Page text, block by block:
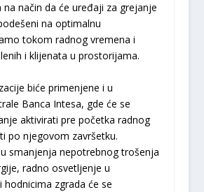
način da će uređaji za grejanje
na optimalnu
tokom radnog vremena i
i klijenata u prostorijama.
biće primenjene i u
Banca Intesa, gde će se
aktivirati pre početka radnog
po njegovom završetku.
smanjenja nepotrebnog trošenja
radno osvetljenje u
hodnicima zgrada će se